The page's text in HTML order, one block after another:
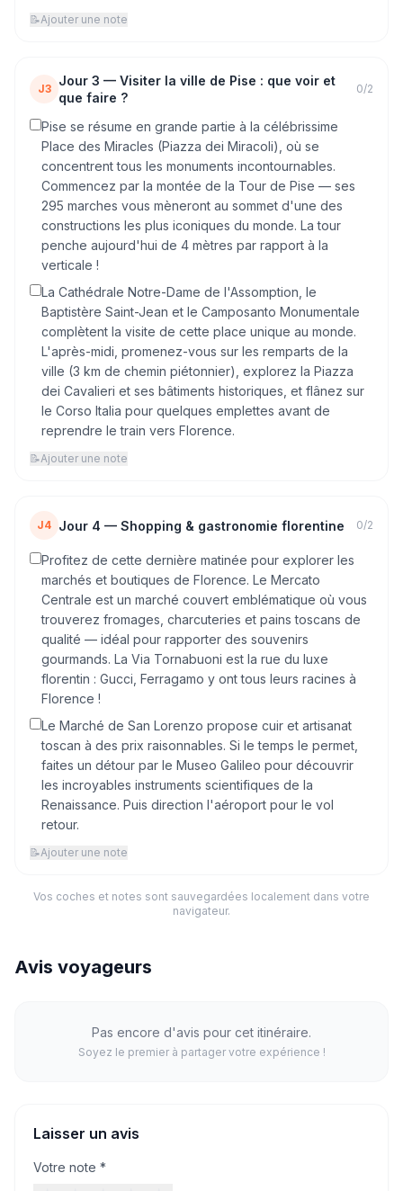
📝Ajouter une note
J3
Jour 3 — Visiter la ville de Pise : que voir et
que faire ?
0/2
Pise se résume en grande partie à la célébrissime
Place des Miracles (Piazza dei Miracoli), où se
concentrent tous les monuments incontournables.
Commencez par la montée de la Tour de Pise — ses
295 marches vous mèneront au sommet d'une des
constructions les plus iconiques du monde. La tour
penche aujourd'hui de 4 mètres par rapport à la
verticale !
La Cathédrale Notre-Dame de l'Assomption, le
Baptistère Saint-Jean et le Camposanto Monumentale
complètent la visite de cette place unique au monde.
L'après-midi, promenez-vous sur les remparts de la
ville (3 km de chemin piétonnier), explorez la Piazza
dei Cavalieri et ses bâtiments historiques, et flânez sur
le Corso Italia pour quelques emplettes avant de
reprendre le train vers Florence.
📝Ajouter une note
J4 Jour 4 — Shopping & gastronomie florentine 0/2
Profitez de cette dernière matinée pour explorer les
marchés et boutiques de Florence. Le Mercato
Centrale est un marché couvert emblématique où vous
trouverez fromages, charcuteries et pains toscans de
qualité — idéal pour rapporter des souvenirs
gourmands. La Via Tornabuoni est la rue du luxe
florentin : Gucci, Ferragamo y ont tous leurs racines à
Florence !
Le Marché de San Lorenzo propose cuir et artisanat
toscan à des prix raisonnables. Si le temps le permet,
faites un détour par le Museo Galileo pour découvrir
les incroyables instruments scientifiques de la
Renaissance. Puis direction l'aéroport pour le vol
retour.
📝Ajouter une note
Vos coches et notes sont sauvegardées localement dans votre
navigateur.
Avis voyageurs
Pas encore d'avis pour cet itinéraire.
Soyez le premier à partager votre expérience !
Laisser un avis
Votre note *